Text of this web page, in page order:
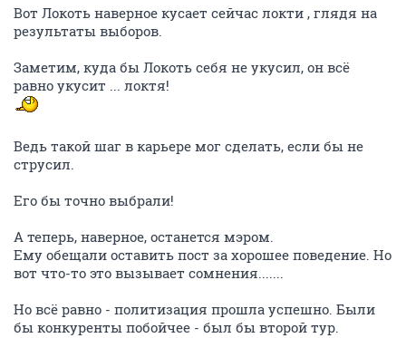
Вот Локоть наверное кусает сейчас локти , глядя на
результаты выборов.
Заметим, куда бы Локоть себя не укусил, он всё
равно укусит ... локтя!
Ведь такой шаг в карьере мог сделать, если бы не
струсил.
Его бы точно выбрали!
А теперь, наверное, останется мэром.
Ему обещали оставить пост за хорошее поведение. Но
вот что-то это вызывает сомнения.......
Но всё равно - политизация прошла успешно. Были
бы конкуренты побойчее - был бы второй тур.